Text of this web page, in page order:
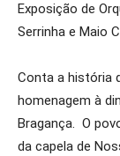
Exposição de
Serrinha e Maio
Conta a história
homenagem à
Bragança. O
da capela de